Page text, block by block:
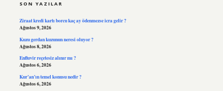
SON YAZILAR
Ziraat kredi kartı borcu kaç ay ödenmezse icra gelir ?
Ağustos 9, 2026
Kuzu gerdan kuzunun neresi oluyor ?
Ağustos 8, 2026
Enfluvir reçetesiz alınır mı ?
Ağustos 6, 2026
Kur’an’ın temel konusu nedir ?
Ağustos 6, 2026